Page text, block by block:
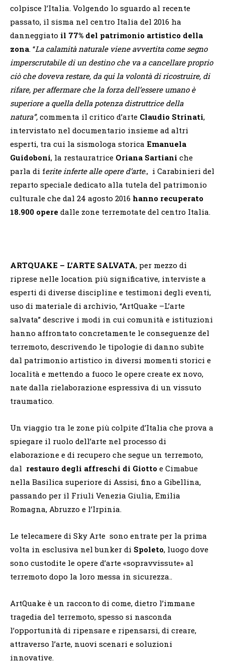
colpisce l’Italia. Volgendo lo sguardo al recente
passato, il sisma nel centro Italia del 2016 ha
danneggiato il 77% del patrimonio artistico della
zona. “La calamità naturale viene avvertita come segno
imperscrutabile di un destino che va a cancellare proprio
ciò che doveva restare, da qui la volontà di ricostruire, di
rifare, per affermare che la forza dell’essere umano è
superiore a quella della potenza distruttrice della
natura”, commenta il critico d’arte Claudio Strinati,
intervistato nel documentario insieme ad altri
esperti, tra cui la sismologa storica Emanuela
Guidoboni, la restauratrice Oriana Sartiani che
parla di ferite inferte alle opere d’arte., i Carabinieri del
reparto speciale dedicato alla tutela del patrimonio
culturale che dal 24 agosto 2016 hanno recuperato
18.900 opere dalle zone terremotate del centro Italia.
ARTQUAKE – L’ARTE SALVATA, per mezzo di
riprese nelle location più significative, interviste a
esperti di diverse discipline e testimoni degli eventi,
uso di materiale di archivio, “ArtQuake –L’arte
salvata” descrive i modi in cui comunità e istituzioni
hanno affrontato concretamente le conseguenze del
terremoto, descrivendo le tipologie di danno subìte
dal patrimonio artistico in diversi momenti storici e
località e mettendo a fuoco le opere create ex novo,
nate dalla rielaborazione espressiva di un vissuto
traumatico.
Un viaggio tra le zone più colpite d’Italia che prova a
spiegare il ruolo dell’arte nel processo di
elaborazione e di recupero che segue un terremoto,
dal restauro degli affreschi di Giotto e Cimabue
nella Basilica superiore di Assisi, fino a Gibellina,
passando per il Friuli Venezia Giulia, Emilia
Romagna, Abruzzo e l’Irpinia.
Le telecamere di Sky Arte sono entrate per la prima
volta in esclusiva nel bunker di Spoleto, luogo dove
sono custodite le opere d’arte «sopravvissute» al
terremoto dopo la loro messa in sicurezza..
ArtQuake è un racconto di come, dietro l’immane
tragedia del terremoto, spesso si nasconda
l’opportunità di ripensare e ripensarsi, di creare,
attraverso l’arte, nuovi scenari e soluzioni
innovative.